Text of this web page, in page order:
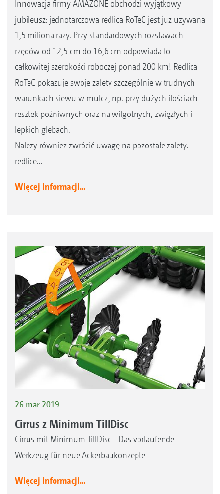
Innowacja firmy AMAZONE obchodzi wyjątkowy
jubileusz: jednotarczowa redlica RoTeC jest już używana
1,5 miliona razy. Przy standardowych rozstawach
rzędów od 12,5 cm do 16,6 cm odpowiada to
całkowitej szerokości roboczej ponad 200 km! Redlica
RoTeC pokazuje swoje zalety szczególnie w trudnych
warunkach siewu w mulcz, np. przy dużych ilościach
resztek pożniwnych oraz na wilgotnych, zwięzłych i
lepkich glebach.
Należy również zwrócić uwagę na pozostałe zalety:
redlice...
Więcej informacji...
26 mar 2019
Cirrus z Minimum TillDisc
Cirrus mit Minimum TillDisc - Das vorlaufende
Werkzeug für neue Ackerbaukonzepte
Więcej informacji...